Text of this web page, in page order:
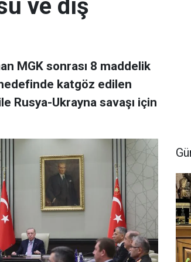
ve dış
MGK sonrası 8 maddelik
katgöz edilen
Rusya-Ukrayna savaşı için